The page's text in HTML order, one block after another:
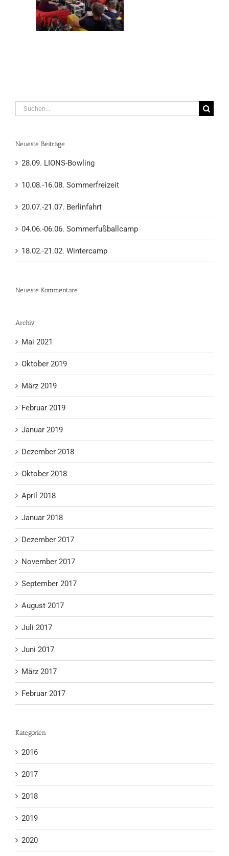
Suche
nach:
Neueste Beiträge
28.09. LIONS-Bowling
10.08.-16.08. Sommerfreizeit
20.07.-21.07. Berlinfahrt
04.06.-06.06. Sommerfußballcamp
18.02.-21.02. Wintercamp
Neueste Kommentare
Archiv
Mai 2021
Oktober 2019
März 2019
Februar 2019
Januar 2019
Dezember 2018
Oktober 2018
April 2018
Januar 2018
Dezember 2017
November 2017
September 2017
August 2017
Juli 2017
Juni 2017
März 2017
Februar 2017
Kategorien
2016
2017
2018
2019
2020